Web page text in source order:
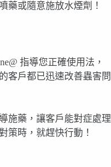
藥或隨意施放水煙劑！
指導您正確使用法，
客戶都已迅速改善蟲害問
施藥，讓客戶能對症處理
策時，就趕快行動！